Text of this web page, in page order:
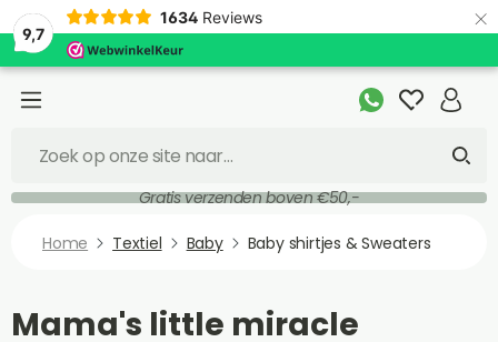
9,7
1634 Reviews ×
Gratis verzenden boven €50,-
Home Textiel Baby Baby shirtjes & Sweaters
Mama's little miracle